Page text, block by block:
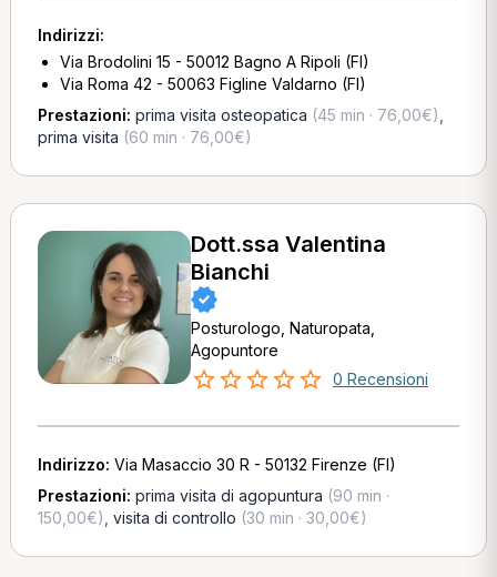
Indirizzi:
Via Brodolini 15 - 50012 Bagno A Ripoli (FI)
Via Roma 42 - 50063 Figline Valdarno (FI)
Prestazioni: prima visita osteopatica (45 min · 76,00€)
prima visita (60 min · 76,00€)
Dott.ssa Valentina
Bianchi
Posturologo, Naturopata,
Agopuntore
0 Recensioni
Indirizzo: Via Masaccio 30 R - 50132 Firenze (FI)
Prestazioni: prima visita di agopuntura (90 min ·
150,00€) visita di controllo (30 min · 30,00€)